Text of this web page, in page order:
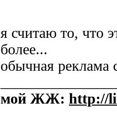
я считаю то, что
более...
обычная реклама
мой ЖЖ: http://